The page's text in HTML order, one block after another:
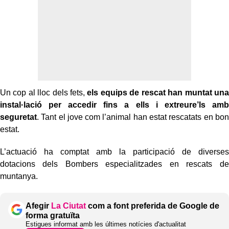
Un cop al lloc dels fets,els equips de rescat han muntat una
instal·lació per accedir fins a ells i extreure’ls amb
seguretat. Tant el jove com l’animal han estat rescatats en bon
estat.
L’actuació ha comptat amb la participació de diverses
dotacions dels Bombers especialitzades en rescats de
muntanya.
Afegir La Ciutatcom a font preferida de Google de
forma gratuïta
Estigues informat amb les últimes notícies d'actualitat